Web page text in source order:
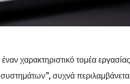
χαρακτηριστικό τομέα
συχνά